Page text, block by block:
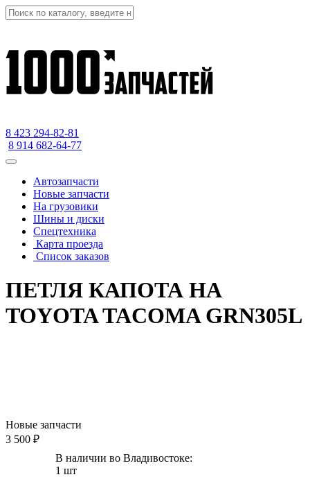
8 423 294-82-81
8 914 682-64-77
Автозапчасти
Новые запчасти
На грузовики
Шины и диски
Спецтехника
Карта проезда
Список заказов
ПЕТЛЯ КАПОТА НА
TOYOTA TACOMA GRN305L
Новые запчасти
3 500 ₽
В наличии во Владивостоке:
1 шт